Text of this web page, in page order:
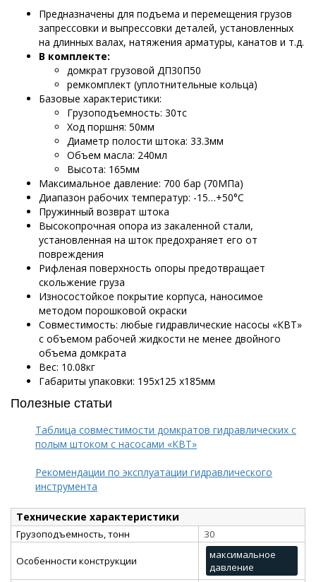
Предназначены для подъема и перемещения грузов
запрессовки и выпрессовки деталей, установленных
на длинных валах, натяжения арматуры, канатов и т.д.
В комплекте:
домкрат грузовой ДП30П50
ремкомплект (уплотнительные кольца)
Базовые характеристики:
Грузоподъемность: 30тс
Ход поршня: 50мм
Диаметр полости штока: 33.3мм
Объем масла: 240мл
Высота: 165мм
Максимальное давление: 700 бар (70МПа)
Диапазон рабочих температур: -15…+50°С
Пружинный возврат штока
Высокопрочная опора из закаленной стали,
установленная на шток предохраняет его от
повреждения
Рифленая поверхность опоры предотвращает
скольжение груза
Износостойкое покрытие корпуса, наносимое
методом порошковой окраски
Совместимость: любые гидравлические насосы «КВТ»
с объемом рабочей жидкости не менее двойного
объема домкрата
Вес: 10.08кг
Габариты упаковки: 195х125 х185мм
Полезные статьи
Таблица совместимости домкратов гидравлических с
полым штоком с насосами «КВТ»
Рекомендации по эксплуатации гидравлического
инструмента
Технические характеристики
Грузоподъемность, тонн 30
Особенности конструкции
максимальное
давление